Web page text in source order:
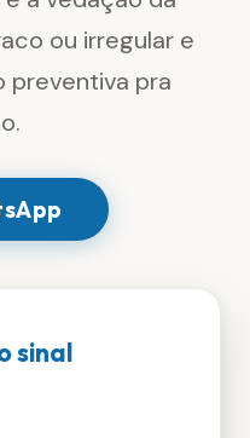
ou irregular e
preventiva pra
sinal